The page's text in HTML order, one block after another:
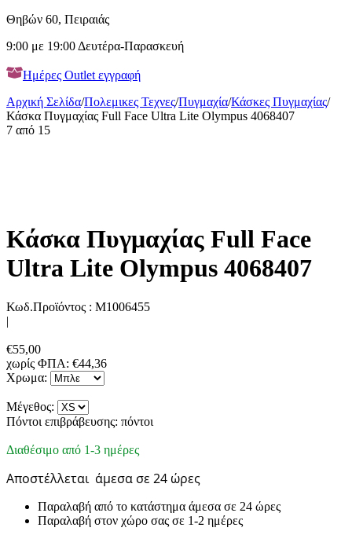
Θηβών 60, Πειραιάς
9:00 με 19:00 Δευτέρα-Παρασκευή
Ημέρες Outlet εγγραφή
Αρχική Σελίδα/Πολεμικες Τεχνες/Πυγμαχία/Κάσκες Πυγμαχίας/
Κάσκα Πυγμαχίας Full Face Ultra Lite Olympus 4068407
7 από 15
Κάσκα Πυγμαχίας Full Face
Ultra Lite Olympus 4068407
Κωδ.Προϊόντος : M1006455
|
€55,00
χωρίς ΦΠΑ: €44,36
Χρωμα:
Μέγεθος:
Πόντοι επιβράβευσης: πόντοι
Διαθέσιμο από 1-3 ημέρες
Αποστέλλεται άμεσα σε 24 ώρες
Παραλαβή από το κατάστημα άμεσα σε 24 ώρες
Παραλαβή στον χώρο σας σε 1-2 ημέρες